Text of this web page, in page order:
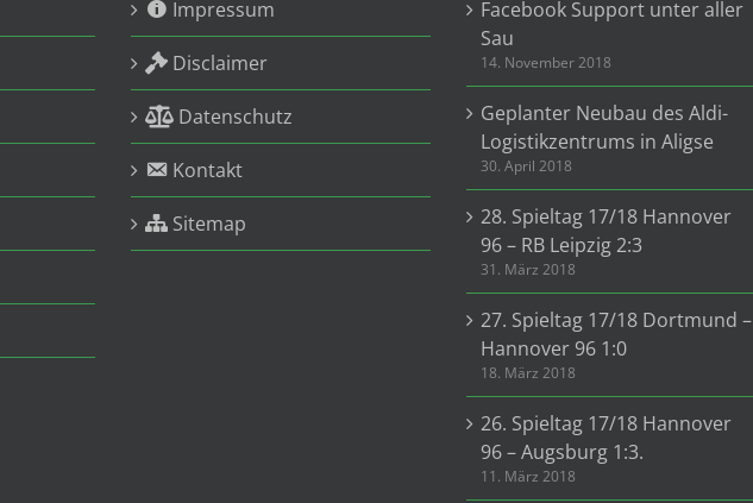
Impressum
Disclaimer
Datenschutz
Kontakt
Sitemap
Facebook Support unter aller
Sau
14. November 2018
Geplanter Neubau des Aldi-
Logistikzentrums in Aligse
30. April 2018
28. Spieltag 17/18 Hannover
96 – RB Leipzig 2:3
31. März 2018
27. Spieltag 17/18 Dortmund –
Hannover 96 1:0
18. März 2018
26. Spieltag 17/18 Hannover
96 – Augsburg 1:3.
11. März 2018